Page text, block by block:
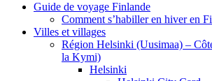
Guide de voyage Finlande
Comment s’habiller en hiver en
Villes et villages
Région Helsinki (Uusimaa) –
la Kymi)
Helsinki